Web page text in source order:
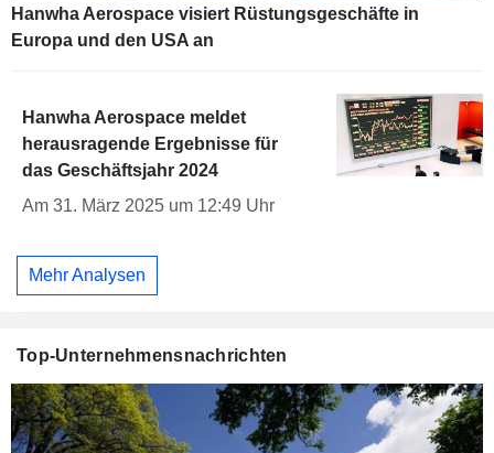
Hanwha Aerospace visiert Rüstungsgeschäfte in
Europa und den USA an
Hanwha Aerospace meldet
herausragende Ergebnisse für
das Geschäftsjahr 2024
Am 31. März 2025 um 12:49 Uhr
Mehr Analysen
Top-Unternehmensnachrichten